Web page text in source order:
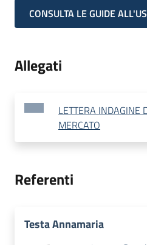
CONSULTA LE GUIDE
Allegati
LETTERA INDAGINE
MERCATO
Referenti
Testa Annamaria